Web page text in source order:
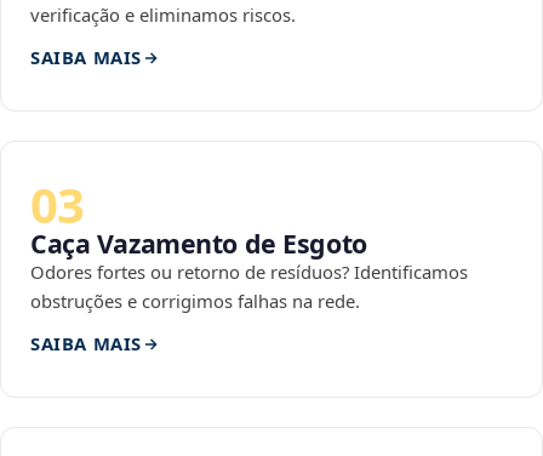
verificação e eliminamos riscos.
SAIBA MAIS
03
Caça Vazamento de Esgoto
Odores fortes ou retorno de resíduos? Identificamos
obstruções e corrigimos falhas na rede.
SAIBA MAIS